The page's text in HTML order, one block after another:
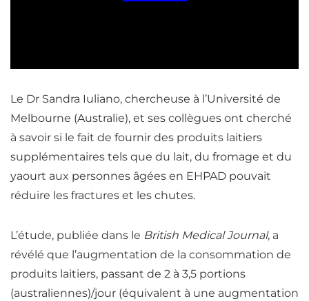
Le Dr Sandra Iuliano, chercheuse à l’Université de
Melbourne (Australie), et ses collègues ont cherché
à savoir si le fait de fournir des produits laitiers
supplémentaires tels que du lait, du fromage et du
yaourt aux personnes âgées en EHPAD pouvait
réduire les fractures et les chutes.
L’étude, publiée dans le British Medical Journal, a
révélé que l’augmentation de la consommation de
produits laitiers, passant de 2 à 3,5 portions
(australiennes)/jour (équivalent à une augmentation